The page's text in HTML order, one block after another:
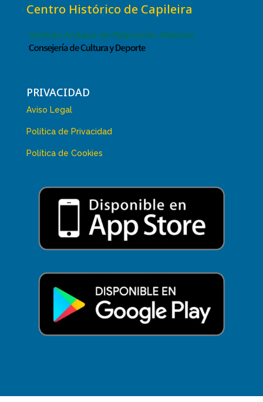
Centro Histórico de Capileira
PRIVACIDAD
Aviso Legal
Política de Privacidad
Política de Cookies